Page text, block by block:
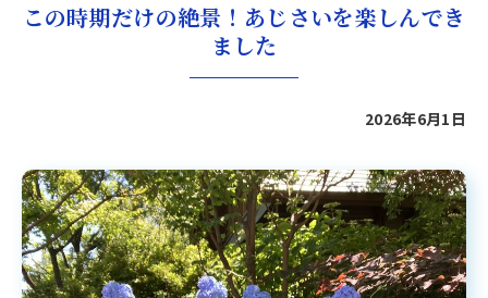
この時期だけの絶景！あじさいを楽しんでき
ました
2026年6月1日